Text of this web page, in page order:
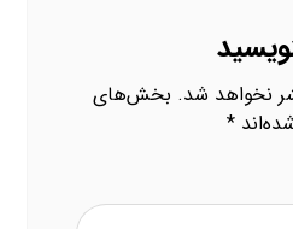
نخواهد شد. بخش‌های
*